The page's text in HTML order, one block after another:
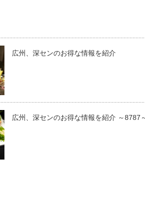
広州、深センのお得な情報を紹介
広州、深センのお得な情報を紹介 ～8787